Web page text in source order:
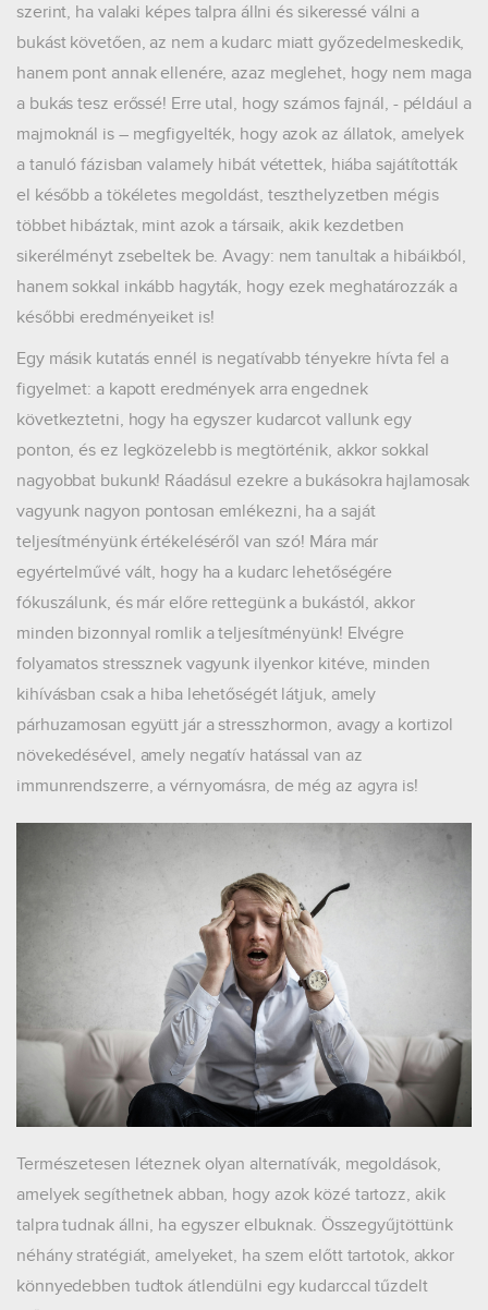
szerint, ha valaki képes talpra állni és sikeressé válni a
bukást követően, az nem a kudarc miatt győzedelmeskedik,
hanem pont annak ellenére, azaz meglehet, hogy nem maga
a bukás tesz erőssé! Erre utal, hogy számos fajnál, - például a
majmoknál is – megfigyelték, hogy azok az állatok, amelyek
a tanuló fázisban valamely hibát vétettek, hiába sajátították
el később a tökéletes megoldást, teszthelyzetben mégis
többet hibáztak, mint azok a társaik, akik kezdetben
sikerélményt zsebeltek be. Avagy: nem tanultak a hibáikból,
hanem sokkal inkább hagyták, hogy ezek meghatározzák a
későbbi eredményeiket is!
Egy másik kutatás ennél is negatívabb tényekre hívta fel a
figyelmet: a kapott eredmények arra engednek
következtetni, hogy ha egyszer kudarcot vallunk egy
ponton, és ez legközelebb is megtörténik, akkor sokkal
nagyobbat bukunk! Ráadásul ezekre a bukásokra hajlamosak
vagyunk nagyon pontosan emlékezni, ha a saját
teljesítményünk értékeléséről van szó! Mára már
egyértelművé vált, hogy ha a kudarc lehetőségére
fókuszálunk, és már előre rettegünk a bukástól, akkor
minden bizonnyal romlik a teljesítményünk! Elvégre
folyamatos stressznek vagyunk ilyenkor kitéve, minden
kihívásban csak a hiba lehetőségét látjuk, amely
párhuzamosan együtt jár a stresszhormon, avagy a kortizol
növekedésével, amely negatív hatással van az
immunrendszerre, a vérnyomásra, de még az agyra is!
Természetesen léteznek olyan alternatívák, megoldások,
amelyek segíthetnek abban, hogy azok közé tartozz, akik
talpra tudnak állni, ha egyszer elbuknak. Összegyűjtöttünk
néhány stratégiát, amelyeket, ha szem előtt tartotok, akkor
könnyedebben tudtok átlendülni egy kudarccal tűzdelt